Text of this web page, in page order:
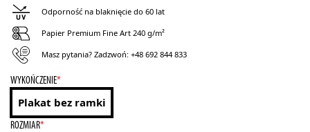
Odporność na blaknięcie do 60 lat
Papier Premium Fine Art 240 g/m²
Masz pytania? Zadzwoń: +48 692 844 833
*
WYKOŃCZENIE
Plakat bez ramki
*
ROZMIAR